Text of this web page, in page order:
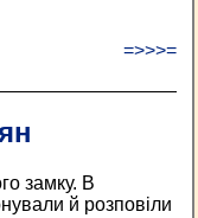
=>>>=
замку. В
й розповіли